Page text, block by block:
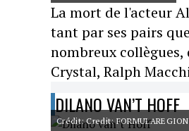
La mort de l'acteur
tant par ses pairs
nombreux
Crystal, Ralph
DILANO VAN’T HOFF
Crédit: Credit: